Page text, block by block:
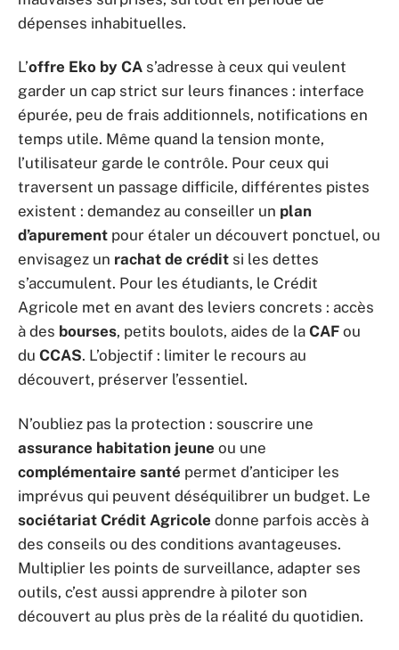
dépenses inhabituelles.
L’offre Eko by CA s’adresse à ceux qui veulent
garder un cap strict sur leurs finances : interface
épurée, peu de frais additionnels, notifications en
temps utile. Même quand la tension monte,
l’utilisateur garde le contrôle. Pour ceux qui
traversent un passage difficile, différentes pistes
existent : demandez au conseiller un plan
d’apurement pour étaler un découvert ponctuel, ou
envisagez un rachat de crédit si les dettes
s’accumulent. Pour les étudiants, le Crédit
Agricole met en avant des leviers concrets : accès
à des bourses, petits boulots, aides de la CAF ou
du CCAS. L’objectif : limiter le recours au
découvert, préserver l’essentiel.
N’oubliez pas la protection : souscrire une
assurance habitation jeune ou une
complémentaire santé permet d’anticiper les
imprévus qui peuvent déséquilibrer un budget. Le
sociétariat Crédit Agricole donne parfois accès à
des conseils ou des conditions avantageuses.
Multiplier les points de surveillance, adapter ses
outils, c’est aussi apprendre à piloter son
découvert au plus près de la réalité du quotidien.